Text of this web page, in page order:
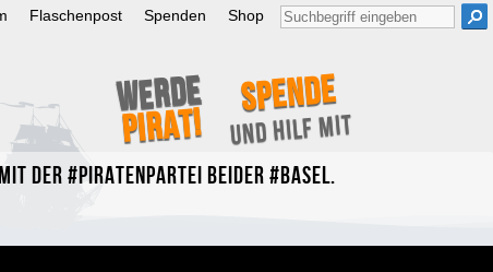
Flaschenpost Spenden Shop
Suche
nach:
der #Piratenpartei beider #Basel.
Werde
Pirat!
Spende
und hilf mit